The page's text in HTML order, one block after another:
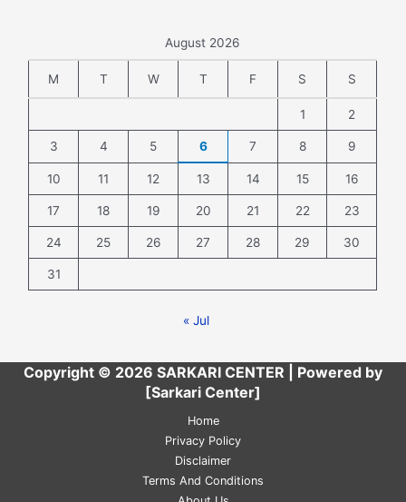
August 2026
M T W T F S S
1 2
3 4 5 6 7 8 9
10 11 12 13 14 15 16
17 18 19 20 21 22 23
24 25 26 27 28 29 30
31
« Jul
Copyright © 2026 SARKARI CENTER | Powered by
[Sarkari Center]
Home
Privacy Policy
Disclaimer
Terms And Conditions